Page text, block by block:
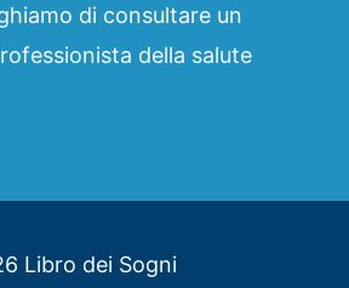
di consultare un
della salute
Libro dei Sogni